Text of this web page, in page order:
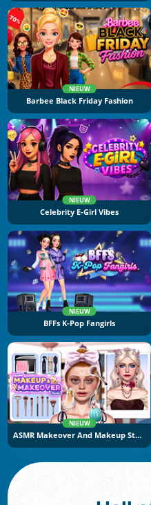
NIEUW
Barbee Black Friday Fashion
NIEUW
Celebrity E-Girl Vibes
NIEUW
BFFs K-Pop Fangirls
NIEUW
ASMR Makeover And Makeup Studio